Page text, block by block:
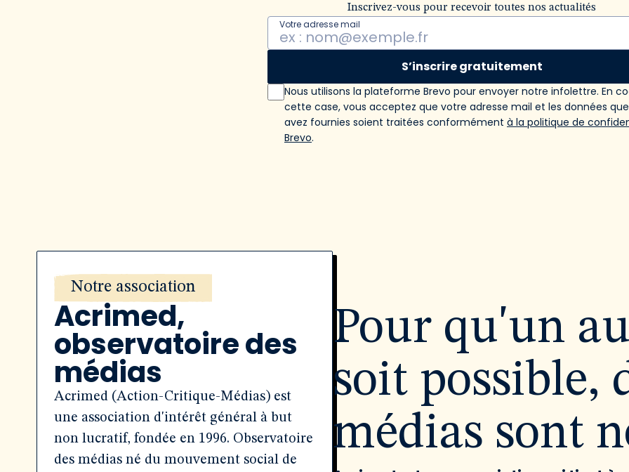
Inscrivez-vous pour recevoir toutes nos actualités
Votre adresse mail
S’inscrire gratuitement
Nous utilisons la plateforme Brevo pour envoyer notre infolettre. En
cette case, vous acceptez que votre adresse mail et les données
avez fournies soient traitées conformément à la politique de
Brevo.
Notre association
Acrimed,
observatoire des
médias
Acrimed (Action-Critique-Médias) est
une association d'intérêt général à but
non lucratif, fondée en 1996. Observatoire
des médias né du mouvement social de
Pour qu'un
soit possible,
médias sont